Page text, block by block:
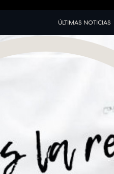
ÚLTIMAS NOTICIAS